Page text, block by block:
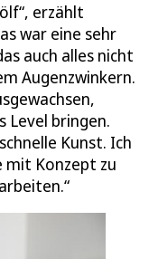
erzählt
war eine sehr
auch alles nicht
Augenzwinkern.
Level bringen.
Kunst. Ich
mit Konzept zu